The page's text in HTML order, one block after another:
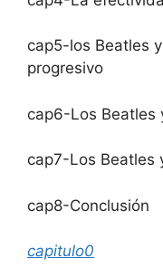
cap5-los Beatles
progresivo
cap6-Los Beatles
cap7-Los Beatles
cap8-Conclusión
capitulo0